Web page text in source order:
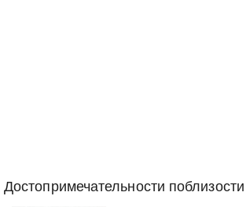
Достопримечательности поблизости